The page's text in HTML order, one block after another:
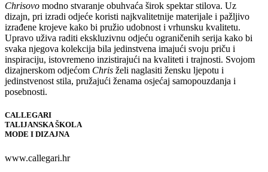
Chrisovo modno stvaranje obuhvaća širok spektar stilova. Uz
dizajn, pri izradi odjeće koristi najkvalitetnije materijale i pažljivo
izrađene krojeve kako bi pružio udobnost i vrhunsku kvalitetu.
Upravo uživa raditi ekskluzivnu odjeću ograničenih serija kako bi
svaka njegova kolekcija bila jedinstvena imajući svoju priču i
inspiraciju, istovremeno inzistirajući na kvaliteti i trajnosti. Svojom
dizajnerskom odjećom Chris želi naglasiti žensku ljepotu i
jedinstvenost stila, pružajući ženama osjećaj samopouzdanja i
posebnosti.
CALLEGARI
TALIJANSKA ŠKOLA
MODE I DIZAJNA
www.callegari.hr